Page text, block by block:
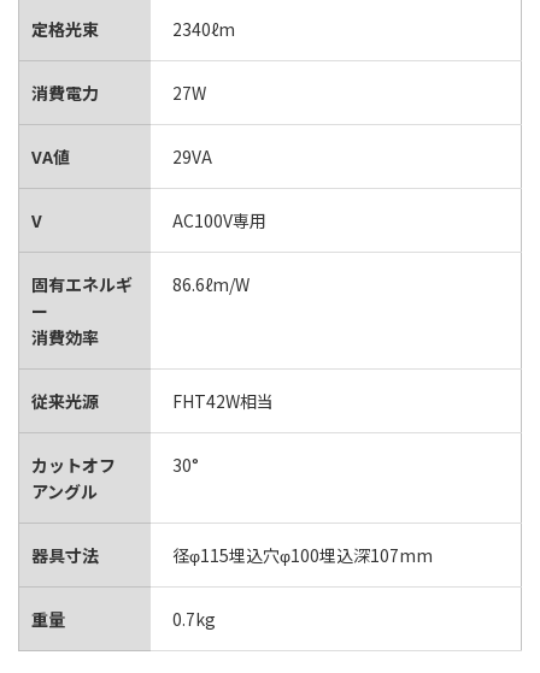
定格光束 2340ℓm
消費電力 27W
VA値 29VA
V AC100V専用
固有エネルギ
ー
消費効率
86.6ℓm/W
従来光源 FHT42W相当
カットオフ
アングル
30°
器具寸法 径φ115埋込穴φ100埋込深107mm
重量 0.7kg